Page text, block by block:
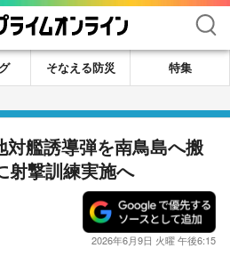
検索
そなえる防災
特集
艦誘導弾を南鳥島へ搬
撃訓練実施へ
2026年6月9日 火曜 午後6:15